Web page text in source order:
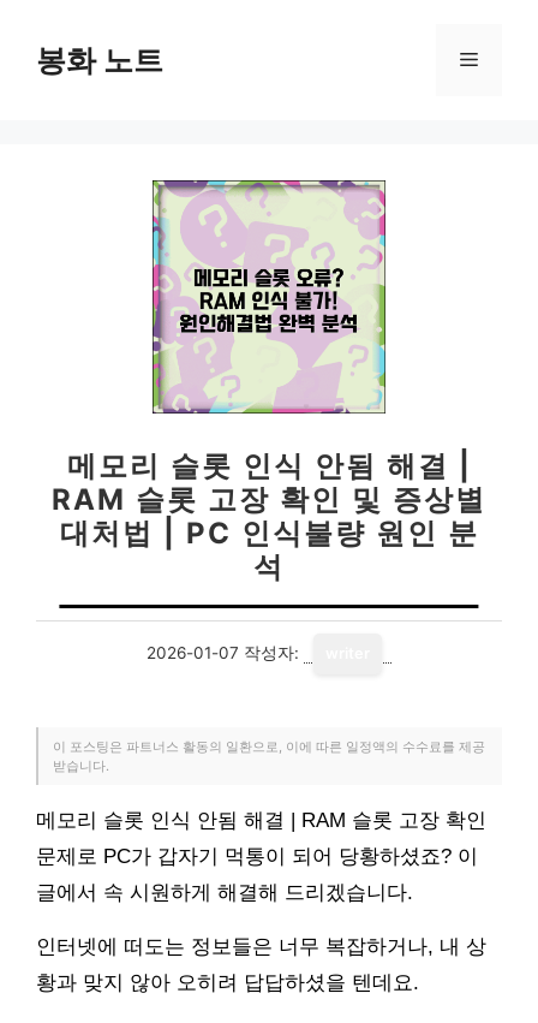
봉화 노트 메
메모리 슬롯 인식 안됨 해결 |
RAM 슬롯 고장 확인 및 증상별
대처법 | PC 인식불량 원인 분
석
2026-01-07 작성자:
이 포스팅은 파트너스 활동의 일환으로, 이에 따른 일정액의 수수료를 제공
받습니다.
메모리 슬롯 인식 안됨 해결 | RAM 슬롯 고장 확인
문제로 PC가 갑자기 먹통이 되어 당황하셨죠? 이
글에서 속 시원하게 해결해 드리겠습니다.
인터넷에 떠도는 정보들은 너무 복잡하거나, 내 상
황과 맞지 않아 오히려 답답하셨을 텐데요.